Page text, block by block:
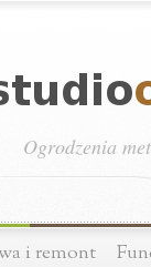
Ogrodzenia
i remont